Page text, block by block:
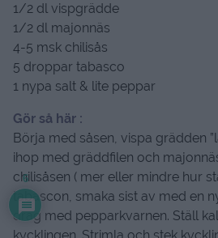
1/2 dl vispgrädde
1/2 dl majonnäs
4-5 msk chilisås
5 droppar tabasco
1 nypa salt & lite peppar
Gör så här :
Börja med såsen, vispa grädden
ihop med gräddfilen och
chilisåsen ( mer eller mindre hur
tabascon, smaka sist av med en
drag med pepparkvarnen. Ställ
6